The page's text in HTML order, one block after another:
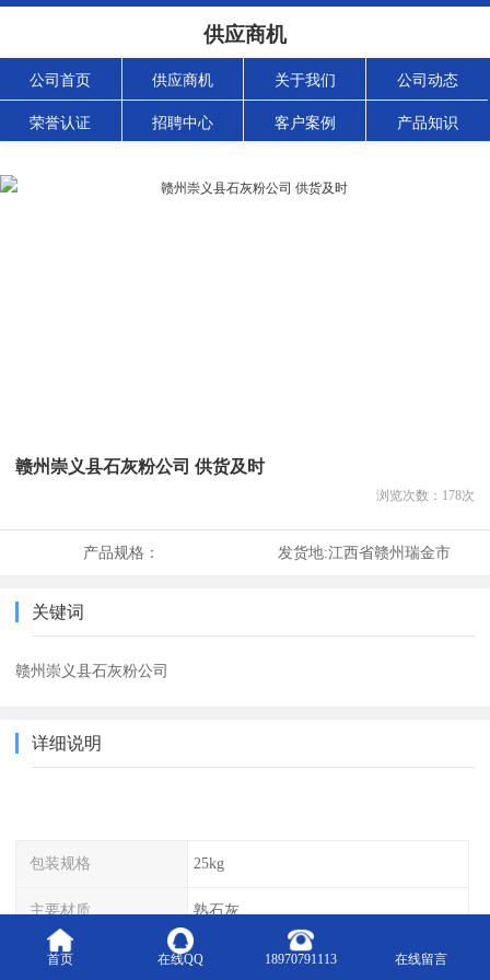
供应商机
公司首页 供应商机 关于我们 公司动态
荣誉认证 招聘中心 客户案例 产品知识
赣州崇义县石灰粉公司 供货及时
浏览次数： 178次
产品规格： 发货地:江西省赣州瑞金市
关键词
赣州崇义县石灰粉公司
详细说明
包装规格 25kg
主要材质 熟石灰
可售卖地 全国
首页 在线QQ 18970791113 在线留言